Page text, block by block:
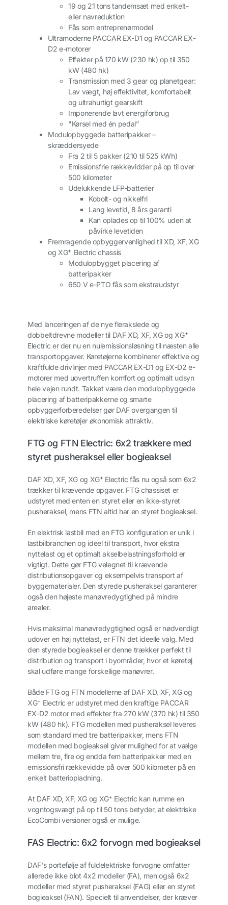
19 og 21 tons tandemsæt med enkelt-
eller navreduktion
Fås som entreprenørmodel
Ultramoderne PACCAR EX-D1 og PACCAR EX-
D2 e-motorer
Effekter på 170 kW (230 hk) op til 350
kW (480 hk)
Transmission med 3 gear og planetgear:
Lav vægt, høj effektivitet, komfortabelt
og ultrahurtigt gearskift
Imponerende lavt energiforbrug
"Kørsel med én pedal”
Modulopbyggede batteripakker –
skræddersyede
Fra 2 til 5 pakker (210 til 525 kWh)
Emissionsfrie rækkevidder på op til over
500 kilometer
Udelukkende LFP-batterier
Kobolt- og nikkelfri
Lang levetid, 8 års garanti
Kan oplades op til 100% uden at
påvirke levetiden
Fremragende opbyggervenlighed til XD, XF, XG
og XG+ Electric chassis
Modulopbygget placering af
batteripakker
650 V e-PTO fås som ekstraudstyr
Med lanceringen af de nye flerakslede og
dobbeltdrevne modeller til DAF XD, XF, XG og XG+
Electric er der nu en nulemissionsløsning til næsten alle
transportopgaver. Køretøjerne kombinerer effektive og
kraftfulde drivlinjer med PACCAR EX-D1 og EX-D2 e-
motorer med uovertruffen komfort og optimalt udsyn
hele vejen rundt. Takket være den modulopbyggede
placering af batteripakkerne og smarte
opbyggerforberedelser gør DAF overgangen til
elektriske køretøjer økonomisk attraktiv.
FTG og FTN Electric: 6x2 trækkere med
styret pusheraksel eller bogieaksel
DAF XD, XF, XG og XG+ Electric fås nu også som 6x2
trækker til krævende opgaver. FTG chassiset er
udstyret med enten en styret eller en ikke-styret
pusheraksel, mens FTN altid har en styret bogieaksel.
En elektrisk lastbil med en FTG konfiguration er unik i
lastbilbranchen og ideel til transport, hvor ekstra
nyttelast og et optimalt akselbelastningsforhold er
vigtigt. Dette gør FTG velegnet til krævende
distributionsopgaver og eksempelvis transport af
byggematerialer. Den styrede pusheraksel garanterer
også den højeste manøvredygtighed på mindre
arealer.
Hvis maksimal manøvredygtighed også er nødvendigt
udover en høj nyttelast, er FTN det ideelle valg. Med
den styrede bogieaksel er denne trækker perfekt til
distribution og transport i byområder, hvor et køretøj
skal udføre mange forskellige manøvrer.
Både FTG og FTN modellerne af DAF XD, XF, XG og
XG+ Electric er udstyret med den kraftige PACCAR
EX-D2 motor med effekter fra 270 kW (370 hk) til 350
kW (480 hk). FTG modellen med pusheraksel leveres
som standard med tre batteripakker, mens FTN
modellen med bogieaksel giver mulighed for at vælge
mellem tre, fire og endda fem batteripakker med en
emissionsfri rækkevidde på over 500 kilometer på en
enkelt batteriopladning.
At DAF XD, XF, XG og XG+ Electric kan rumme en
vogntogsvægt på op til 50 tons betyder, at elektriske
EcoCombi versioner også er mulige.
FAS Electric: 6x2 forvogn med bogieaksel
DAF's portefølje af fuldelektriske forvogne omfatter
allerede ikke blot 4x2 modeller (FA), men også 6x2
modeller med styret pusheraksel (FAG) eller en styret
bogieaksel (FAN). Specielt til anvendelser, der kræver